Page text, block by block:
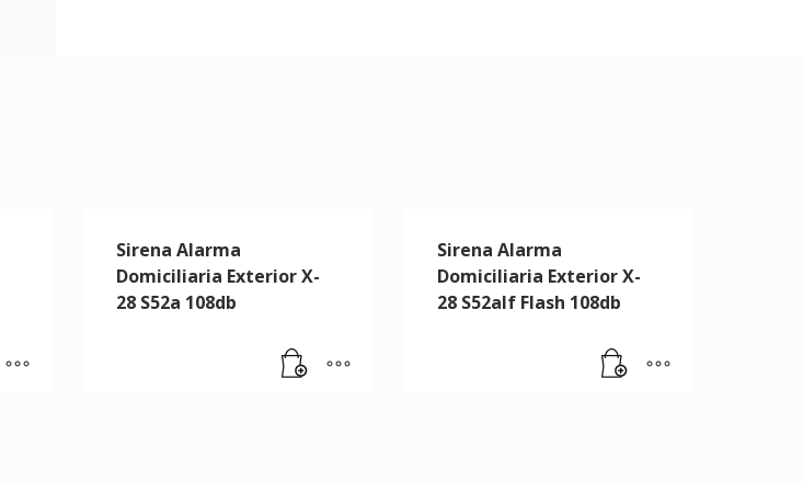
Sirena Alarma
Domiciliaria Exterior X-
28 S52a 108db
Sirena Alarma
Domiciliaria Exterior X-
28 S52alf Flash 108db